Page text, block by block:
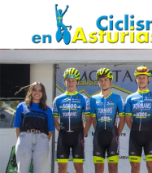
CICLISMO EN